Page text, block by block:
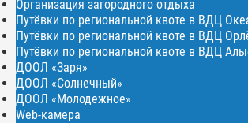
Организация загородного отдыха
Путёвки по региональной квоте в ВДЦ
Путёвки по региональной квоте в ВДЦ
Путёвки по региональной квоте в ВДЦ
ДООЛ «Заря»
ДООЛ «Солнечный»
ДООЛ «Молодежное»
Web-камера